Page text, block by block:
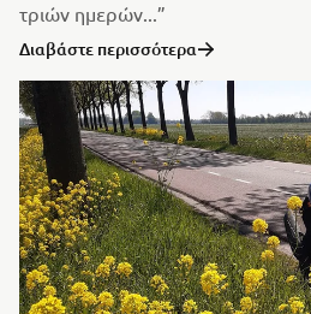
τριών ημερών...”
Διαβάστε περισσότερα